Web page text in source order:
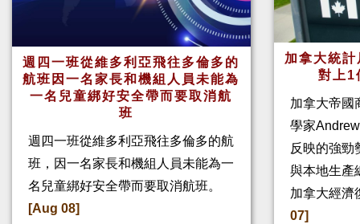
週四一班從維多利亞飛往多倫多的
航班因一名家長和機組人員未能為
一名兒童綁好安全帶而要取消航
班
週四一班從維多利亞飛往多倫多的航
班，因一名家長和機組人員未能為一
名兒童綁好安全帶而要取消航班。
[Aug 08]
加拿大統
對上
加拿大帝國
學家
反映的強勁
與本地生產
加拿大經濟
07]